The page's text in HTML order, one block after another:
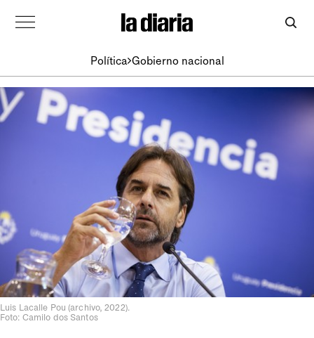
Política Gobierno nacional
Luis Lacalle Pou (archivo, 2022).
Foto: Camilo dos Santos